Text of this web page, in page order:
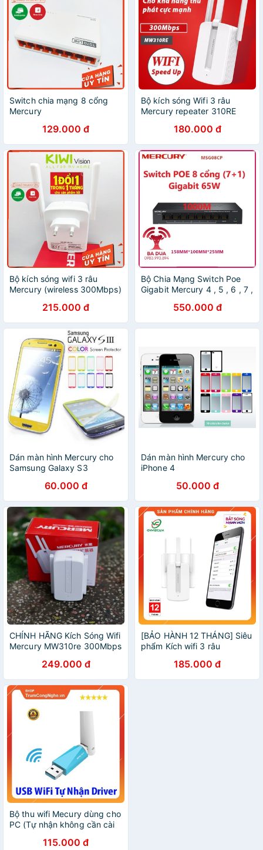
Switch chia mạng 8 cổng
Mercury
129.000 đ
Bộ kích sóng Wifi 3 râu
Mercury repeater 310RE
180.000 đ
Bộ kích sóng wifi 3 râu
Mercury (wireless 300Mbps)
215.000 đ
Bộ Chia Mạng Switch Poe
Gigabit Mercury 4 , 5 , 6 , 7 ,
MSG08CP550.000 đ
Dán màn hình Mercury cho
Samsung Galaxy S3
60.000 đ
Dán màn hình Mercury cho
iPhone 4
50.000 đ
CHÍNH HÃNG Kích Sóng Wifi
Mercury MW310re 300Mbps
| Kích Wifi Mercury MW
249.000 đ
[BẢO HÀNH 12 THÁNG] Siêu
phẩm Kích wifi 3 râu
185.000 đ
Bộ thu wifi Mecury dùng cho
PC (Tự nhận không cần cài
115.000 đ